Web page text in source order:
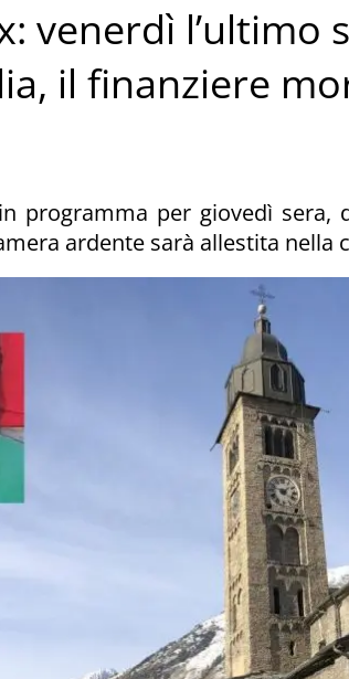
venerdì l’ultimo
il finanziere
programma per giovedì sera,
ardente sarà allestita nella